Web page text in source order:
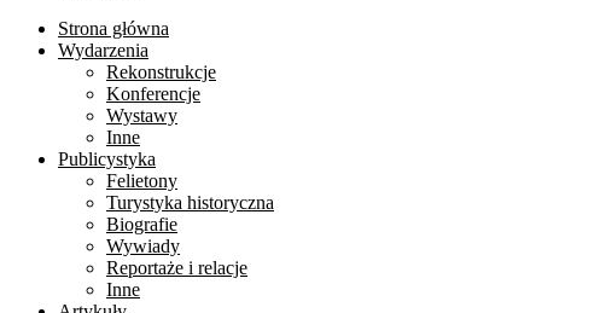
Strona główna
Wydarzenia
Rekonstrukcje
Konferencje
Wystawy
Inne
Publicystyka
Felietony
Turystyka historyczna
Biografie
Wywiady
Reportaże i relacje
Inne